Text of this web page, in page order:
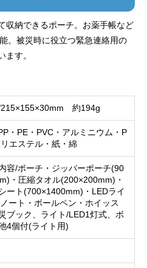
収納できるポーチ。お薬手帳など
。被災時に役立つ緊急連絡用の
ます。
215×155×30mm 約194g
・PE・PVC・アルミニウム・P
エステル・紙・綿
容/ポーチ・ジッパーポーチ(90
・圧縮タオル(200×200mm)・
ート(700×1400mm)・LEDライ
ノート・ボールペン・ホイッス
ブック、ライト/LED1灯式、ボ
4個付(ライト用)